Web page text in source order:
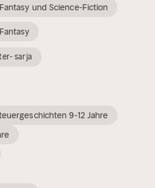
Fantasy und Science-Fiction
sarja
9-12 Jahre